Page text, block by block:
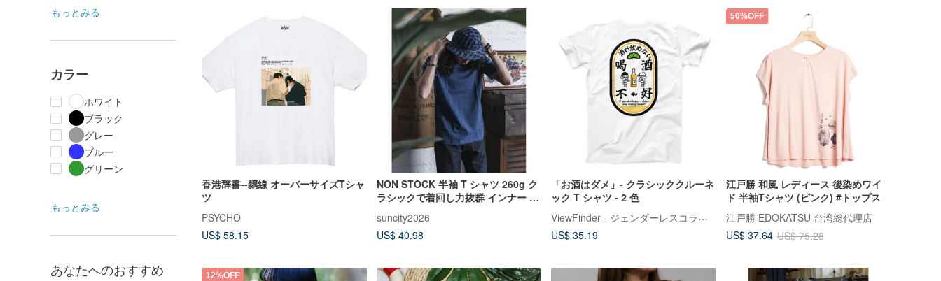
もっとみる
カラー
ホワイト
ブラック
グレー
ブルー
グリーン
もっとみる
あなたへのおすすめ
香港辞書--黐線 オーバーサイズTシャ
ツ
PSYCHO
US$ 58.15
NON STOCK 半袖 T シャツ 260g ク
ラシックで着回し力抜群 インナー 快
suncity2026
US$ 40.98
「お酒はダメ」- クラシッククルーネ
ック T シャツ - 2 色
ViewFinder - ジェンダーレスコラボ服 & ライセンスグッズ
US$ 35.19
50%OFF
江戸勝 和風 レディース 後染めワイ
ド 半袖Tシャツ (ピンク) #トップス
江戸勝 EDOKATSU 台湾総代理店
US$ 37.64 US$ 75.28
12%OFF